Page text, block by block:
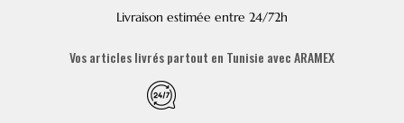
Livraison estimée entre 24/72h
Vos articles livrés partout en Tunisie avec ARAMEX